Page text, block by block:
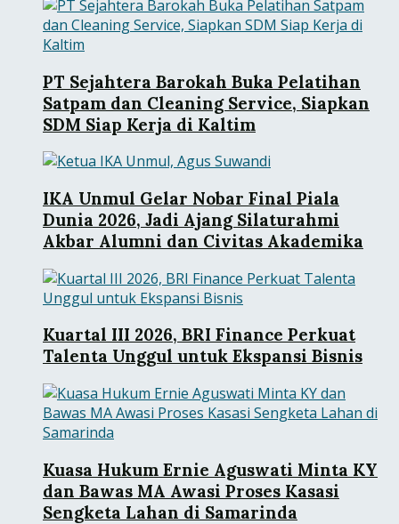
PT Sejahtera Barokah Buka Pelatihan
Satpam dan Cleaning Service, Siapkan
SDM Siap Kerja di Kaltim
IKA Unmul Gelar Nobar Final Piala
Dunia 2026, Jadi Ajang Silaturahmi
Akbar Alumni dan Civitas Akademika
Kuartal III 2026, BRI Finance Perkuat
Talenta Unggul untuk Ekspansi Bisnis
Kuasa Hukum Ernie Aguswati Minta KY
dan Bawas MA Awasi Proses Kasasi
Sengketa Lahan di Samarinda